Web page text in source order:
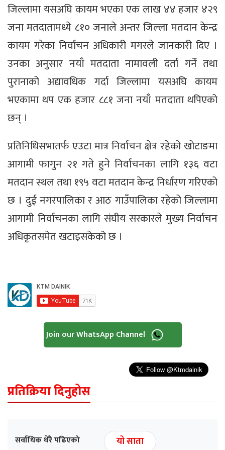
जिल्लामा यसअघि कायम भएका एक लाख ४४ हजार ४२९
जना मतदातामध्ये ८१० जनाले अन्तर जिल्ला मतदान केन्द्र
कायम गरेका निर्वाचन अधिकारी मगरले जानकारी दिए ।
उनका अनुसार नयाँ मतदाता नामावली दर्ता गर्ने तथा
पुरानाको अद्यावधिक गर्दा जिल्लामा यसअघि कायम
भएकामा थप एक हजार ८८१ जना नयाँ मतदाता थपिएको
छन् ।
प्रतिनिधिसभातर्फ एउटा मात्र निर्वाचन क्षेत्र रहेको खोटाङमा
आगामी फागुन २१ गते हुने निर्वाचनका लागि १३६ वटा
मतदान स्थल तथा १९५ वटा मतदान केन्द्र निर्धारण गरिएको
छ । दुई नगरपालिका र आठ गाउँपालिका रहेको जिल्लामा
आगामी निर्वाचनका लागि संघीय सरकारले मुख्य निर्वाचन
अधिकृतसमेत खटाइसकेको छ ।
Join our WhatsApp Channel
प्रतिक्रिया दिनुहोस
सर्वाधिक धेरै पढिएको
यो साता